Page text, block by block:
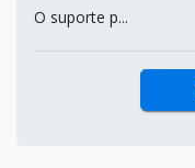
O suporte p...